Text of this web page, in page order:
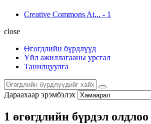
Creative Commons At... - 1
close
Өгөгдлийн бүрдлүүд
Үйл ажиллагааны урсгал
Танилцуулга
Дараахаар эрэмбэлэх
1 өгөгдлийн бүрдэл олдлоо